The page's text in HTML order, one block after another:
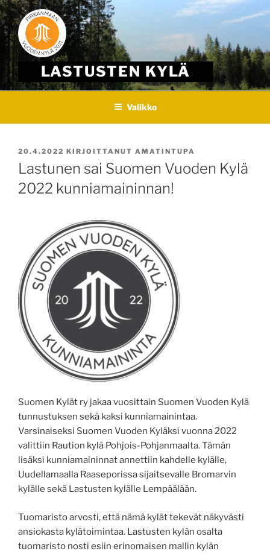
Skip
to
content
LASTUSTEN KYLÄ
Valikko
JULKAISTU
20.4.2022 KIRJOITTANUT AMATINTUPA
Lastunen sai Suomen Vuoden Kylä
2022 kunniamaininnan!
Suomen Kylät ry jakaa vuosittain Suomen Vuoden Kylä
tunnustuksen sekä kaksi kunniamainintaa.
Varsinaiseksi Suomen Vuoden Kyläksi vuonna 2022
valittiin Raution kylä Pohjois-Pohjanmaalta. Tämän
lisäksi kunniamaininnat annettiin kahdelle kylälle,
Uudellamaalla Raaseporissa sijaitsevalle Bromarvin
kylälle sekä Lastusten kylälle Lempäälään.
Tuomaristo arvosti, että nämä kylät tekevät näkyvästi
ansiokasta kylätoimintaa. Lastusten kylän osalta
tuomaristo nosti esiin erinomaisen mallin kylän